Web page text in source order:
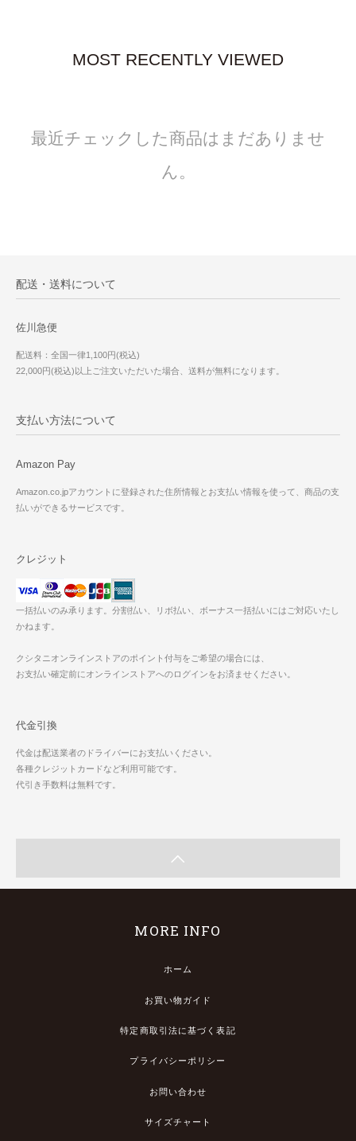
MOST RECENTLY VIEWED
最近チェックした商品はまだありませ
ん。
配送・送料について
佐川急便
配送料：全国一律1,100円(税込)
22,000円(税込)以上ご注文いただいた場合、送料が無料になります。
支払い方法について
Amazon Pay
Amazon.co.jpアカウントに登録された住所情報とお支払い情報を使って、商品の支
払いができるサービスです。
クレジット
一括払いのみ承ります。分割払い、リボ払い、ボーナス一括払いにはご対応いたし
かねます。
クシタニオンラインストアのポイント付与をご希望の場合には、
お支払い確定前にオンラインストアへのログインをお済ませください。
代金引換
代金は配送業者のドライバーにお支払いください。
各種クレジットカードなど利用可能です。
代引き手数料は無料です。
MORE INFO
ホーム
お買い物ガイド
特定商取引法に基づく表記
プライバシーポリシー
お問い合わせ
サイズチャート